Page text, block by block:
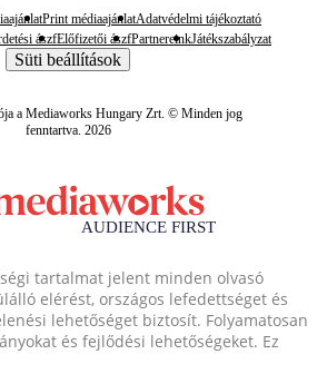
Print médiaajánlatAdatvédelmi tájékoztató
ászfElőfizetői ászfPartnereinkJátékszabályzat
Süti beállítások
a Mediaworks Hungary Zrt. © Minden jog
fenntartva. 2026
tartalmat jelent minden olvasó
elérést, országos lefedettséget és
lehetőséget biztosít. Folyamatosan
és fejlődési lehetőségeket. Ez